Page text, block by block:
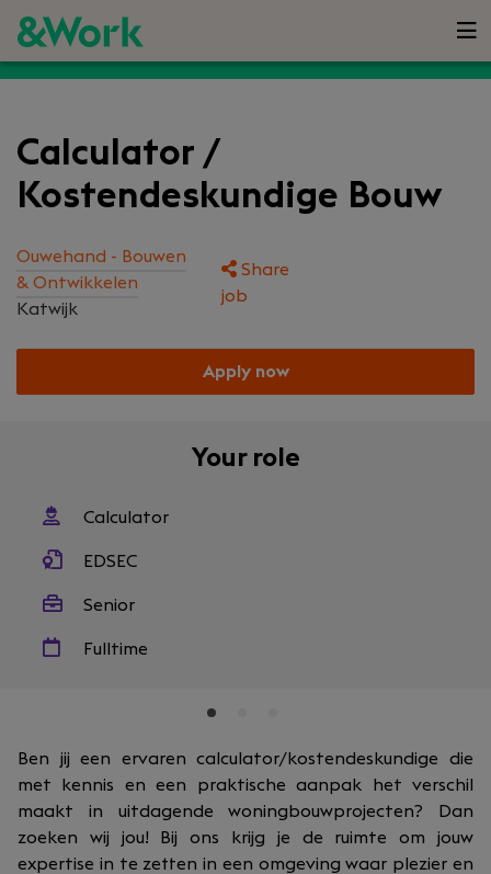
Calculator /
Kostendeskundige Bouw
Ouwehand - Bouwen
& Ontwikkelen
Katwijk
Share
job
Apply now
Your role
Calculator
EDSEC
Senior
Fulltime
Ben jij een ervaren calculator/kostendeskundige die
met kennis en een praktische aanpak het verschil
maakt in uitdagende woningbouwprojecten? Dan
zoeken wij jou! Bij ons krijg je de ruimte om jouw
expertise in te zetten in een omgeving waar plezier en